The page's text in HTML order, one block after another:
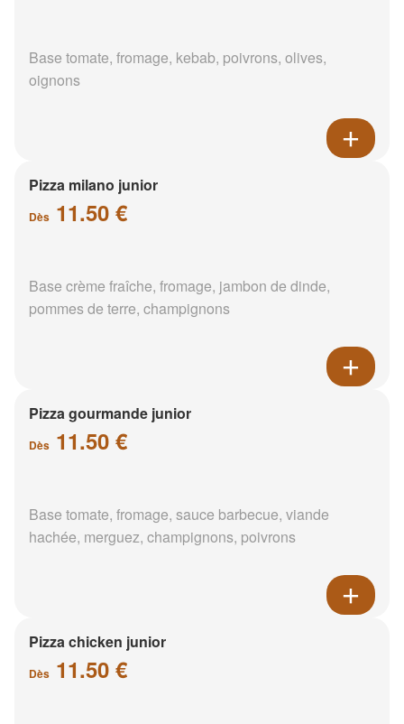
Base tomate, fromage, kebab, poivrons, olives,
oignons
Pizza milano junior
Dès 11.50 €
Base crème fraîche, fromage, jambon de dinde,
pommes de terre, champignons
Pizza gourmande junior
Dès 11.50 €
Base tomate, fromage, sauce barbecue, viande
hachée, merguez, champignons, poivrons
Pizza chicken junior
Dès 11.50 €